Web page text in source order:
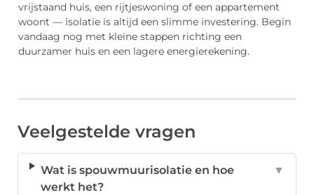
vrijstaand huis, een rijtjeswoning of een appartement
woont — isolatie is altijd een slimme investering. Begin
vandaag nog met kleine stappen richting een
duurzamer huis en een lagere energierekening.
Veelgestelde vragen
Wat is spouwmuurisolatie en hoe
werkt het?
▼